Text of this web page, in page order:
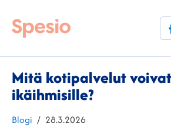
Mitä kotipalvelut
ikäihmisille?
Kategoriat
Blogi Julkaistu
28.3.2026